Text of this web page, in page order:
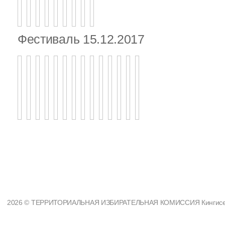
Фестиваль 15.12.2017
2026 © ТЕРРИТОРИАЛЬНАЯ ИЗБИРАТЕЛЬНАЯ КОМИССИЯ